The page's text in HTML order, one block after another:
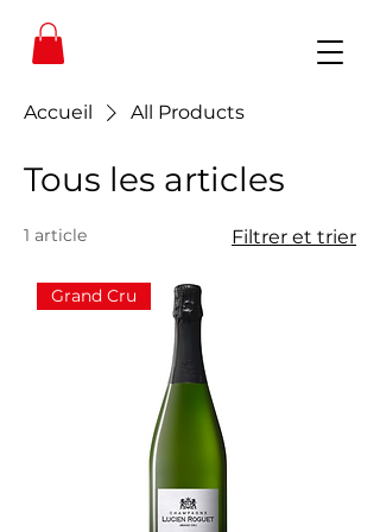
Accueil All Products
Tous les articles
1 article Filtrer et trier
Grand Cru